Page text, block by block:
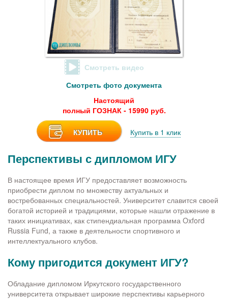
Смотреть видео
Смотреть фото документа
Настоящий
полный ГОЗНАК - 15990 руб.
КУПИТЬ Купить в 1 клик
Перспективы с дипломом ИГУ
В настоящее время ИГУ предоставляет возможность
приобрести диплом по множеству актуальных и
востребованных специальностей. Университет славится своей
богатой историей и традициями, которые нашли отражение в
таких инициативах, как стипендиальная программа Oxford
Russia Fund, а также в деятельности спортивного и
интеллектуального клубов.
Кому пригодится документ ИГУ?
Обладание дипломом Иркутского государственного
университета открывает широкие перспективы карьерного